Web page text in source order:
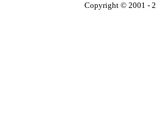
Copyright © 2001 -